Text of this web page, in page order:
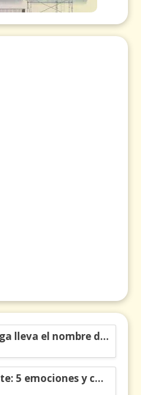
Carlos Manuel Vesga lleva el nombre de Colombia a los Emmy
Resiliencia migrante: 5 emociones y cómo gestionarlas